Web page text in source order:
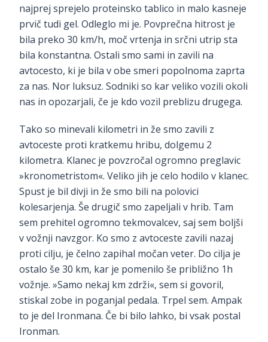
najprej sprejelo proteinsko tablico in malo kasneje
prvič tudi gel. Odleglo mi je. Povprečna hitrost je
bila preko 30 km/h, moč vrtenja in srčni utrip sta
bila konstantna. Ostali smo sami in zavili na
avtocesto, ki je bila v obe smeri popolnoma zaprta
za nas. Nor luksuz. Sodniki so kar veliko vozili okoli
nas in opozarjali, če je kdo vozil preblizu drugega.
Tako so minevali kilometri in že smo zavili z
avtoceste proti kratkemu hribu, dolgemu 2
kilometra. Klanec je povzročal ogromno preglavic
»kronometristom«. Veliko jih je celo hodilo v klanec.
Spust je bil divji in že smo bili na polovici
kolesarjenja. Še drugič smo zapeljali v hrib. Tam
sem prehitel ogromno tekmovalcev, saj sem boljši
v vožnji navzgor. Ko smo z avtoceste zavili nazaj
proti cilju, je čelno zapihal močan veter. Do cilja je
ostalo še 30 km, kar je pomenilo še približno 1h
vožnje. »Samo nekaj km zdrži«, sem si govoril,
stiskal zobe in poganjal pedala. Trpel sem. Ampak
to je del Ironmana. Če bi bilo lahko, bi vsak postal
Ironman.